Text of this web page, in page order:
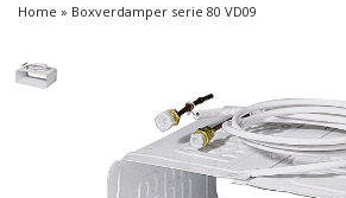
Home » Boxverdamper serie 80 VD09